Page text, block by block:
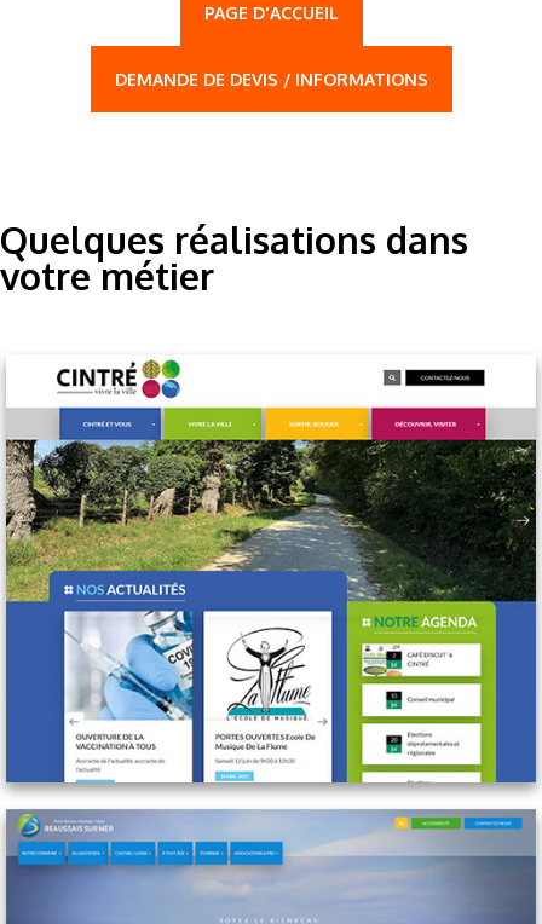
PAGE D'ACCUEIL
DEMANDE DE DEVIS / INFORMATIONS
Quelques réalisations dans
votre métier